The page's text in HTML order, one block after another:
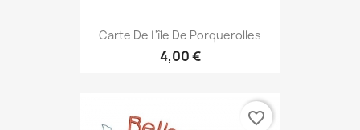
Carte De L'île De Porquerolles
4,00 €
favorite_border